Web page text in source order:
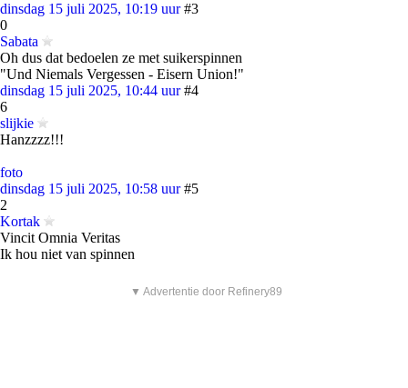
dinsdag 15 juli 2025, 10:19 uur #3
0
Sabata
Oh dus dat bedoelen ze met suikerspinnen
"Und Niemals Vergessen - Eisern Union!"
dinsdag 15 juli 2025, 10:44 uur #4
6
slijkie
Hanzzzz!!!
foto
dinsdag 15 juli 2025, 10:58 uur #5
2
Kortak
Vincit Omnia Veritas
Ik hou niet van spinnen
▼ Advertentie door Refinery89